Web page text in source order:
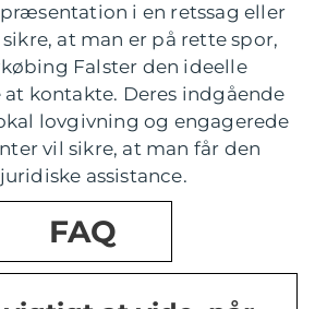
i en retssag eller
at man er på rette spor,
Falster den ideelle
kontakte. Deres indgående
lovgivning og engagerede
vil sikre, at man får den
assistance.
FAQ